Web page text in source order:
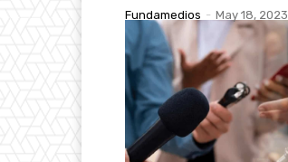
Fundamedios - May 18, 2023